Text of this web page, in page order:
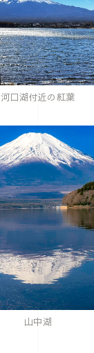
河口湖付近の紅葉
山中湖